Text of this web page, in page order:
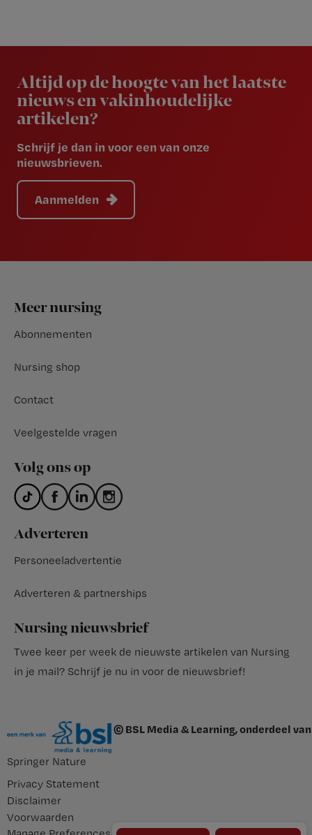
Altijd op de hoogte van het laatste
nieuws en vakinhoudelijke
artikelen?
Schrijf je dan in voor een van onze
nieuwsbrieven.
Aanmelden
Footer
Meer nursing
Abonnementen
Nursing shop
Contact
Veelgestelde vragen
Volg ons op
Adverteren
Personeeladvertentie
Adverteren & partnerships
Nursing nieuwsbrief
Twee keer per week de nieuwste artikelen van Nursing
in je mail? Schrijf je nu in voor de nieuwsbrief!
© BSL Media & Learning, onderdeel van
Springer Nature
Privacy Statement
Disclaimer
Voorwaarden